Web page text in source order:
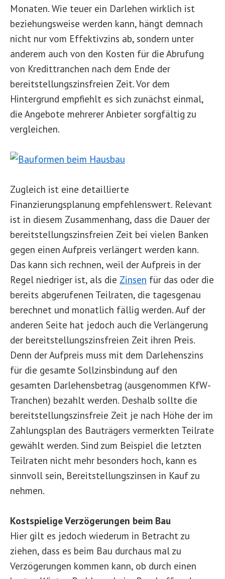
Monaten. Wie teuer ein Darlehen wirklich ist
beziehungsweise werden kann, hängt demnach
nicht nur vom Effektivzins ab, sondern unter
anderem auch von den Kosten für die Abrufung
von Kredittranchen nach dem Ende der
bereitstellungszinsfreien Zeit. Vor dem
Hintergrund empfiehlt es sich zunächst einmal,
die Angebote mehrerer Anbieter sorgfältig zu
vergleichen.
Zugleich ist eine detaillierte
Finanzierungsplanung empfehlenswert. Relevant
ist in diesem Zusammenhang, dass die Dauer der
bereitstellungszinsfreien Zeit bei vielen Banken
gegen einen Aufpreis verlängert werden kann.
Das kann sich rechnen, weil der Aufpreis in der
Regel niedriger ist, als die Zinsen für das oder die
bereits abgerufenen Teilraten, die tagesgenau
berechnet und monatlich fällig werden. Auf der
anderen Seite hat jedoch auch die Verlängerung
der bereitstellungszinsfreien Zeit ihren Preis.
Denn der Aufpreis muss mit dem Darlehenszins
für die gesamte Sollzinsbindung auf den
gesamten Darlehensbetrag (ausgenommen KfW-
Tranchen) bezahlt werden. Deshalb sollte die
bereitstellungszinsfreie Zeit je nach Höhe der im
Zahlungsplan des Bauträgers vermerkten Teilrate
gewählt werden. Sind zum Beispiel die letzten
Teilraten nicht mehr besonders hoch, kann es
sinnvoll sein, Bereitstellungszinsen in Kauf zu
nehmen.
Kostspielige Verzögerungen beim Bau
Hier gilt es jedoch wiederum in Betracht zu
ziehen, dass es beim Bau durchaus mal zu
Verzögerungen kommen kann, ob durch einen